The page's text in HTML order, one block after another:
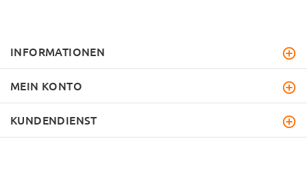
INFORMATIONEN
MEIN KONTO
KUNDENDIENST